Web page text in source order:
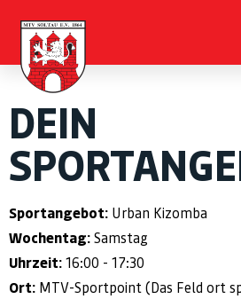
DEIN
Sportangebot: Urban Kizomba
Wochentag: Samstag
Uhrzeit: 16:00 - 17:30
Ort: MTV-Sportpoint (Das Feld ort